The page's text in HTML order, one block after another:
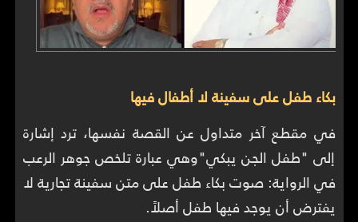
بكاء طفل على سفينة لا أطفال فيها
في مقطع آخر متداول عن القصة نفسها، ترد إشارة
إلى "طفل الجن يبكي"وهي عبارة تلخص جوهر الرعب
في الرواية: صوت بكاء طفل على متن سفينة تجارية لا
يفترض أن يوجد فيها طفل أصلاً.